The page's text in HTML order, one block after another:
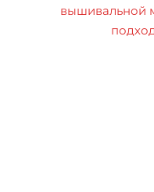
вышивальной